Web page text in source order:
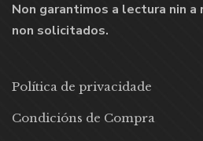
Non garantimos a lectura nin
non solicitados.
Política de privacidade
Condicións de Compra